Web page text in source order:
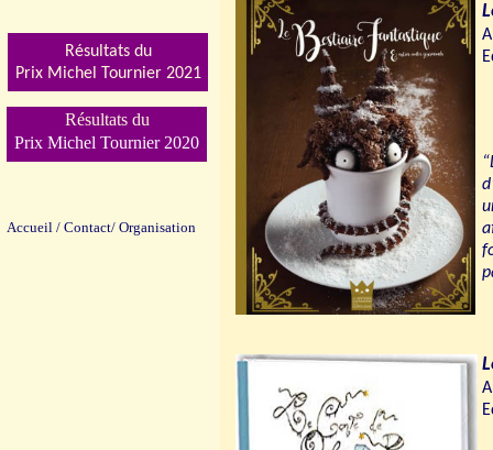
Accueil / Contact/ Organisation
Résultats du
Prix Michel Tournier 2020
Résultats du
Prix Michel Tournier 2021